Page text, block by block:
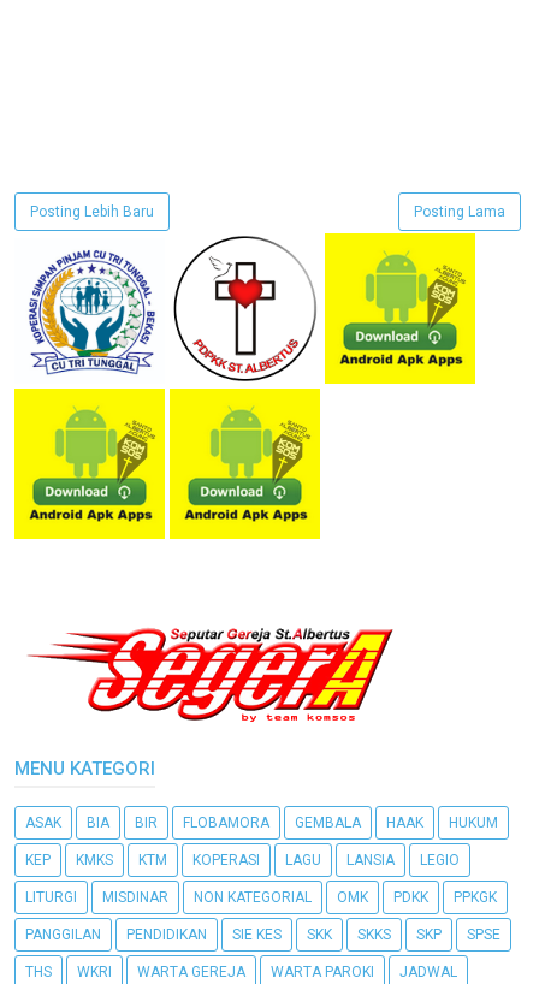
Posting Lebih Baru Posting Lama
MENU KATEGORI
ASAK BIA BIR FLOBAMORA GEMBALA HAAK HUKUM
KEP KMKS KTM KOPERASI LAGU LANSIA LEGIO
LITURGI MISDINAR NON KATEGORIAL OMK PDKK PPKGK
PANGGILAN PENDIDIKAN SIE KES SKK SKKS SKP SPSE
THS WKRI WARTA GEREJA WARTA PAROKI JADWAL